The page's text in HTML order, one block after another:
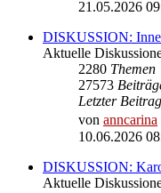
21.05.2026
DISKUSSION:
Aktuelle
2280 Themen
27573
Letzter Beitrag
von anncarina
10.06.2026
DISKUSSION:
Aktuelle